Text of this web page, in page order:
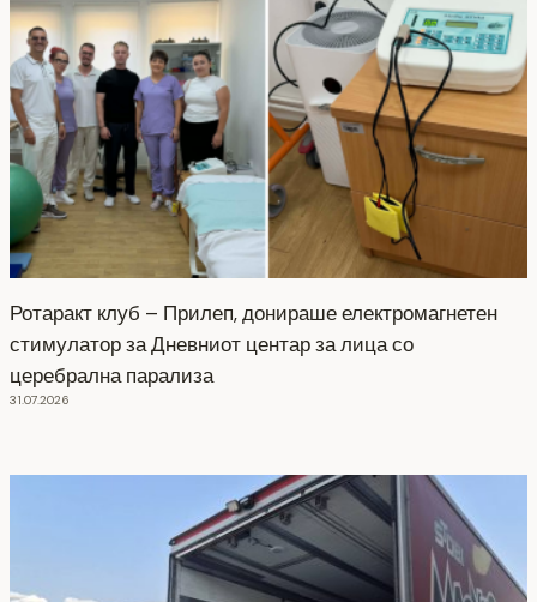
Ротаракт клуб – Прилеп, донираше електромагнетен
стимулатор за Дневниот центар за лица со
церебрална парализа
31.07.2026